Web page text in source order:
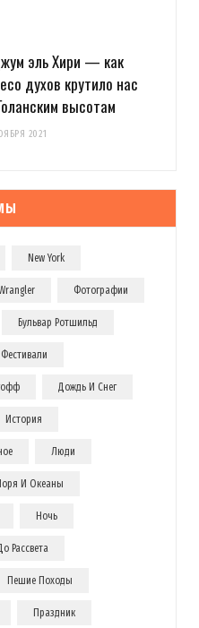
эль Хири — как
духов крутило нас
высотам
2021
New York
Фотографии
Бульвар Ротшильд
Дождь И Снег
История
Люди
И Океаны
Ночь
Рассвета
Пешие Походы
Праздник